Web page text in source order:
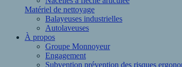
Matériel de nettoyage
Balayeuses industrielles
Autolaveuses
À propos
Groupe Monnoyeur
Engagement
Subvention prévention des risques